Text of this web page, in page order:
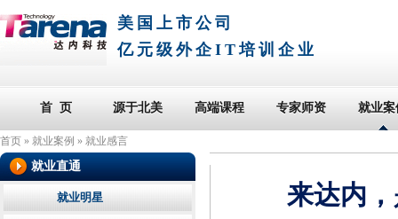
美国上市公司
亿元级外企IT培训企业
首 页 源于北美 高端课程 专家师资 就业案
首页 » 就业案例 » 就业感言
来达内
就业直通
就业明星